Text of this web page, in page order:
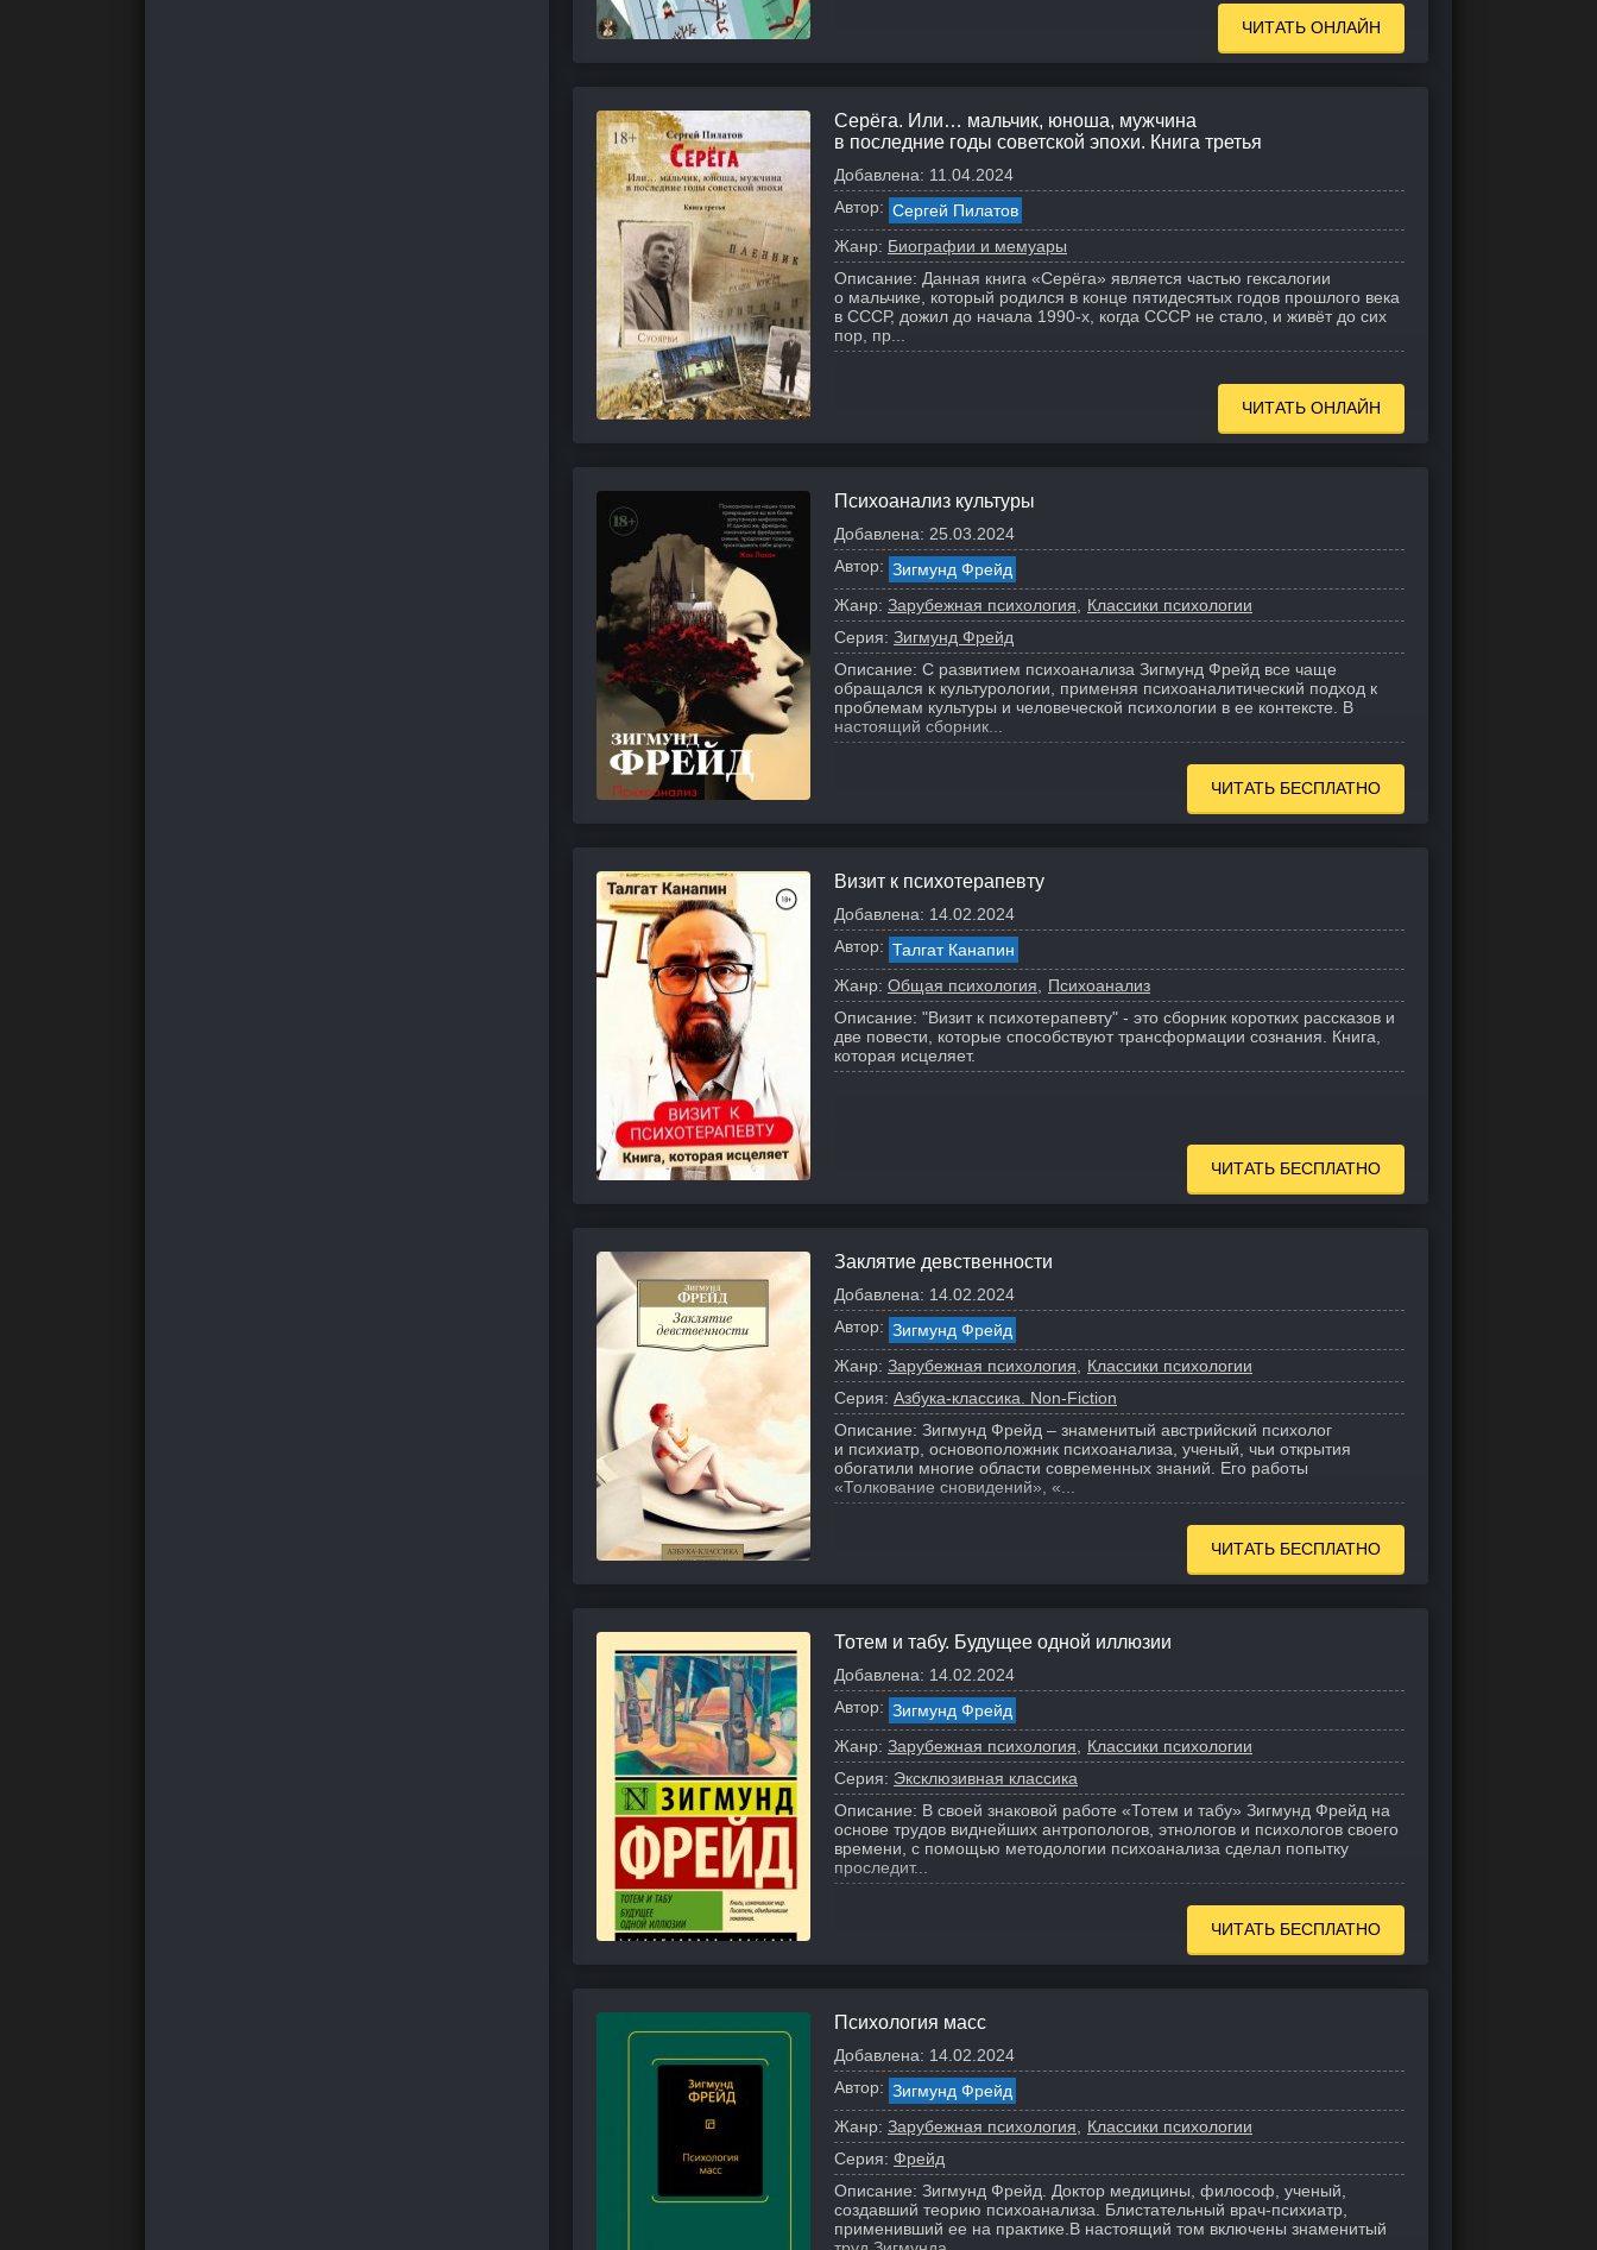
ЧИТАТЬ ОНЛАЙН
Серёга. Или… мальчик, юноша, мужчина
в последние годы советской эпохи. Книга третья
Добавлена: 11.04.2024
Автор: Сергей Пилатов
Жанр: Биографии и мемуары
Описание: Данная книга «Серёга» является частью гексалогии
о мальчике, который родился в конце пятидесятых годов прошлого века
в СССР, дожил до начала 1990-х, когда СССР не стало, и живёт до сих
пор, пр...
ЧИТАТЬ ОНЛАЙН
Психоанализ культуры
Добавлена: 25.03.2024
Автор: Зигмунд Фрейд
Жанр: Зарубежная психология
Классики психологии
Серия: Зигмунд Фрейд
Описание: С развитием психоанализа Зигмунд Фрейд все чаще
обращался к культурологии, применяя психоаналитический подход к
проблемам культуры и человеческой психологии в ее контексте. В
настоящий сборник...
ЧИТАТЬ БЕСПЛАТНО
Визит к психотерапевту
Добавлена: 14.02.2024
Автор: Талгат Канапин
Жанр: Общая психология
Психоанализ
Описание: "Визит к психотерапевту" - это сборник коротких рассказов и
две повести, которые способствуют трансформации сознания. Книга,
которая исцеляет.
ЧИТАТЬ БЕСПЛАТНО
Заклятие девственности
Добавлена: 14.02.2024
Автор: Зигмунд Фрейд
Жанр: Зарубежная психология
Классики психологии
Серия: Азбука-классика. Non-Fiction
Описание: Зигмунд Фрейд – знаменитый австрийский психолог
и психиатр, основоположник психоанализа, ученый, чьи открытия
обогатили многие области современных знаний. Его работы
«Толкование сновидений», «...
ЧИТАТЬ БЕСПЛАТНО
Тотем и табу. Будущее одной иллюзии
Добавлена: 14.02.2024
Автор: Зигмунд Фрейд
Жанр: Зарубежная психология
Классики психологии
Серия: Эксклюзивная классика
Описание: В своей знаковой работе «Тотем и табу» Зигмунд Фрейд на
основе трудов виднейших антропологов, этнологов и психологов своего
времени, с помощью методологии психоанализа сделал попытку
проследит...
ЧИТАТЬ БЕСПЛАТНО
Психология масс
Добавлена: 14.02.2024
Автор: Зигмунд Фрейд
Жанр: Зарубежная психология
Классики психологии
Серия: Фрейд
Описание: Зигмунд Фрейд. Доктор медицины, философ, ученый,
создавший теорию психоанализа. Блистательный врач-психиатр,
применивший ее на практике. В настоящий том включены знаменитый